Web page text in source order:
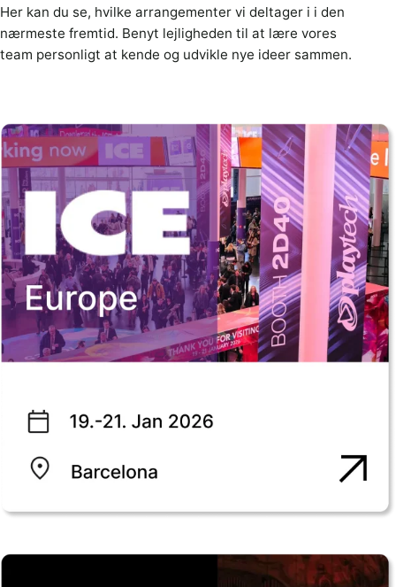
Her kan du se, hvilke arrangementer vi deltager i i den
nærmeste fremtid. Benyt lejligheden til at lære vores
team personligt at kende og udvikle nye ideer sammen.